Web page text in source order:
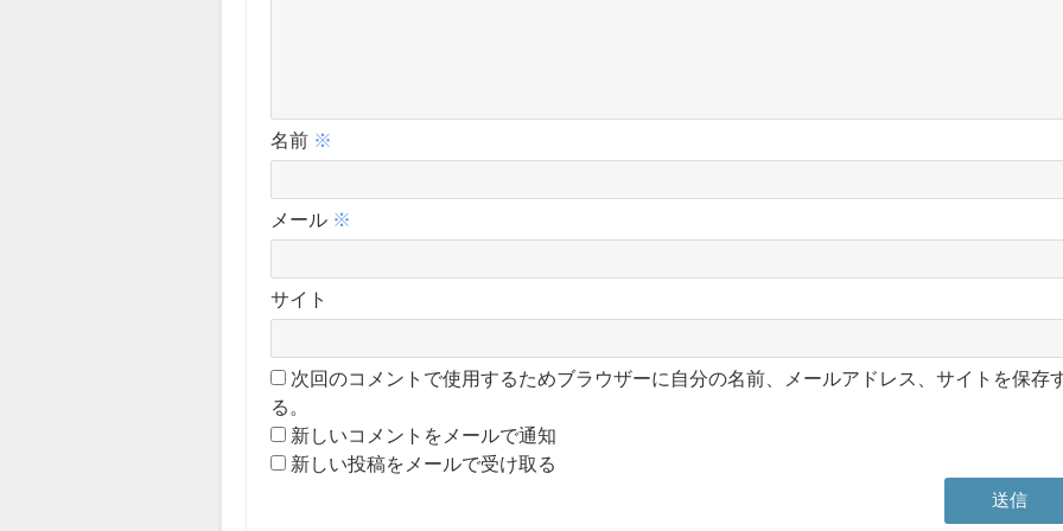
名前 ※
メール ※
サイト
次回のコメントで使用するためブラウザーに自分の名前、メールアドレス、サイトを保存
る。
新しいコメントをメールで通知
新しい投稿をメールで受け取る